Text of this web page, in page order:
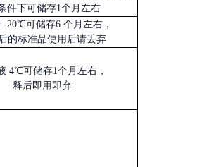
件下可储存1个月左右
-20℃可储存6 个月左右，
的标准品使用后请丢弃
4℃可储存1个月左右，
释后即用即弃